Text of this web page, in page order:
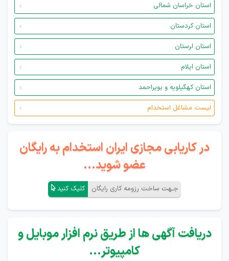
استان خراسان شمالی
استان کردستان
استان لرستان
استان ایلام
استان کهگیلویه و بویراحمد
لیست مشاغل استخدام
در کاریابی مجازی ایران استخدام به رایگان
عضو شوید...
جـهت ساخت رزومه کاری رایگان کلیک کنید
دریافت آگهی ها از طریق نرم افزار موبایل و
کامپیوتر...